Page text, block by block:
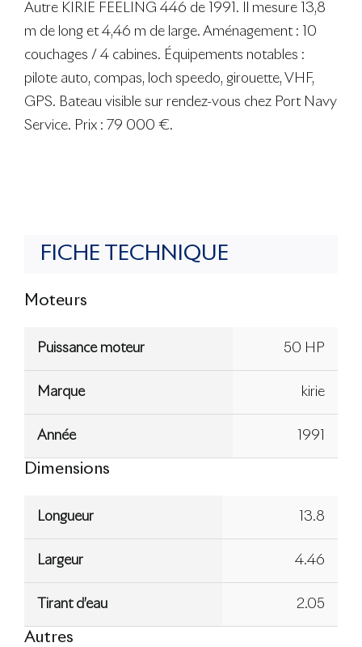
Autre KIRIE FEELING 446 de 1991. Il mesure 13,8
m de long et 4,46 m de large. Aménagement : 10
couchages / 4 cabines. Équipements notables :
pilote auto, compas, loch speedo, girouette, VHF,
GPS. Bateau visible sur rendez-vous chez Port Navy
Service. Prix : 79 000 €.
FICHE TECHNIQUE
Moteurs
Puissance moteur 50 HP
Marque kirie
Année 1991
Dimensions
Longueur 13.8
Largeur 4.46
Tirant d’eau 2.05
Autres